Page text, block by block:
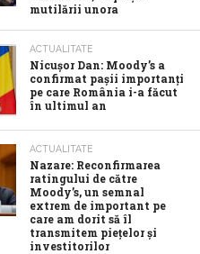
mutilării unora
ACTUALITATE
Nicușor Dan: Moody’s a
confirmat pașii importanți
pe care România i-a făcut
în ultimul an
ACTUALITATE
Nazare: Reconfirmarea
ratingului de către
Moody’s, un semnal
extrem de important pe
care am dorit să îl
transmitem piețelor și
investitorilor